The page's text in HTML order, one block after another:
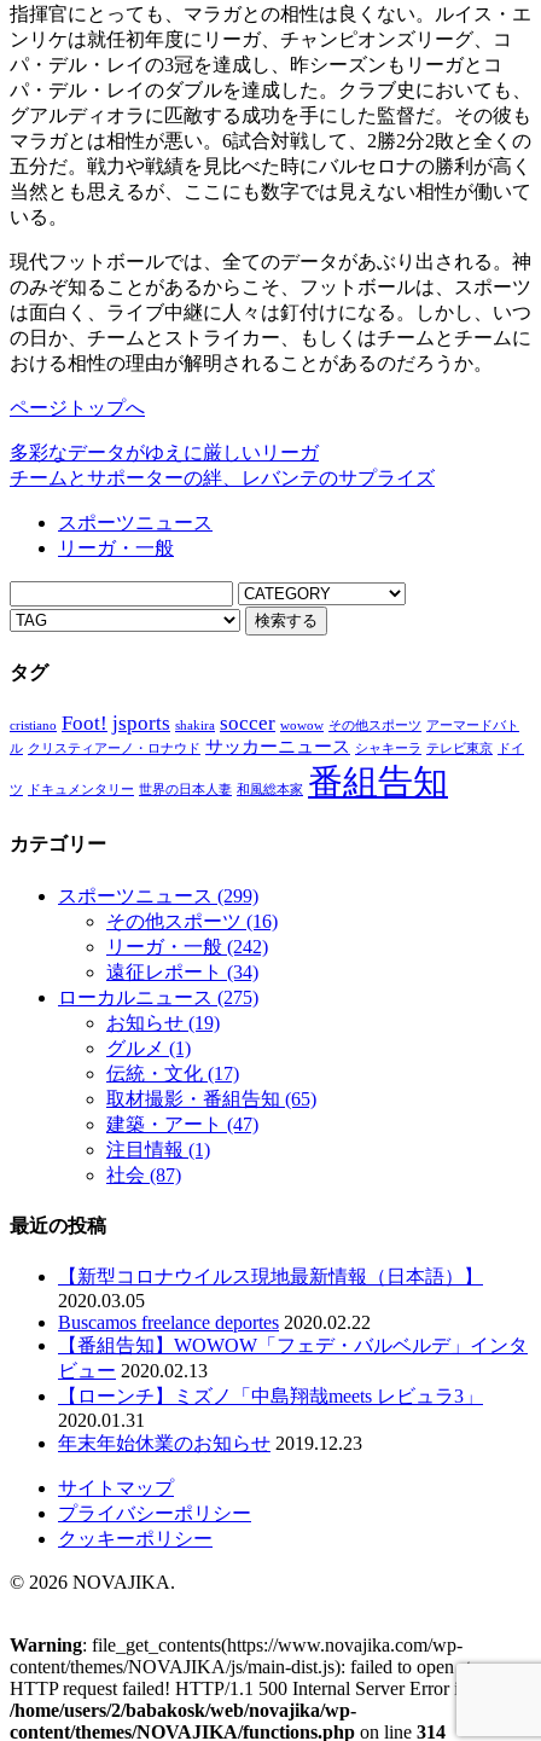
指揮官にとっても、マラガとの相性は良くない。ルイス・エ
ンリケは就任初年度にリーガ、チャンピオンズリーグ、コ
パ・デル・レイの3冠を達成し、昨シーズンもリーガとコ
パ・デル・レイのダブルを達成した。クラブ史においても、
グアルディオラに匹敵する成功を手にした監督だ。その彼も
マラガとは相性が悪い。6試合対戦して、2勝2分2敗と全くの
五分だ。戦力や戦績を見比べた時にバルセロナの勝利が高く
当然とも思えるが、ここにも数字では見えない相性が働いて
いる。
現代フットボールでは、全てのデータがあぶり出される。神
のみぞ知ることがあるからこそ、フットボールは、スポーツ
は面白く、ライブ中継に人々は釘付けになる。しかし、いつ
の日か、チームとストライカー、もしくはチームとチームに
おける相性の理由が解明されることがあるのだろうか。
ページトップへ
多彩なデータがゆえに厳しいリーガ
チームとサポーターの絆、レバンテのサプライズ
スポーツニュース
リーガ・一般
タグ
cristiano Foot! jsports shakira soccer wowow その他スポーツ アーマードバト
ル クリスティアーノ・ロナウド サッカーニュース シャキーラ テレビ東京 ドイ
ツ ドキュメンタリー 世界の日本人妻 和風総本家 番組告知
カテゴリー
スポーツニュース (299)
その他スポーツ (16)
リーガ・一般 (242)
遠征レポート (34)
ローカルニュース (275)
お知らせ (19)
グルメ (1)
伝統・文化 (17)
取材撮影・番組告知 (65)
建築・アート (47)
注目情報 (1)
社会 (87)
最近の投稿
【新型コロナウイルス現地最新情報（日本語）】
2020.03.05
Buscamos freelance deportes 2020.02.22
【番組告知】WOWOW「フェデ・バルベルデ」インタ
ビュー 2020.02.13
【ローンチ】ミズノ「中島翔哉meets レビュラ3」
2020.01.31
年末年始休業のお知らせ 2019.12.23
サイトマップ
プライバシーポリシー
クッキーポリシー
© 2026 NOVAJIKA.
Warning: file_get_contents(https://www.novajika.com/wp-
content/themes/NOVAJIKA/js/main-dist.js): failed to open stream:
HTTP request failed! HTTP/1.1 500 Internal Server Error in
/home/users/2/babakosk/web/novajika/wp-
content/themes/NOVAJIKA/functions.php on line 314